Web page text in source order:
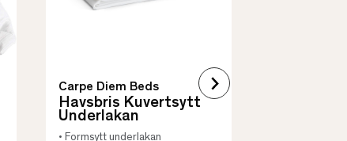
Carpe Diem Beds
Havsbris Kuvertsytt
Underlakan
• Formsytt underlakan